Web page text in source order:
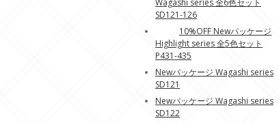
Wagashi series 全6色セット
SD121-126
10%OFF Newパッケージ
Highlight series 全5色セット
P431-435
Newパッケージ Wagashi series
SD121
Newパッケージ Wagashi series
SD122